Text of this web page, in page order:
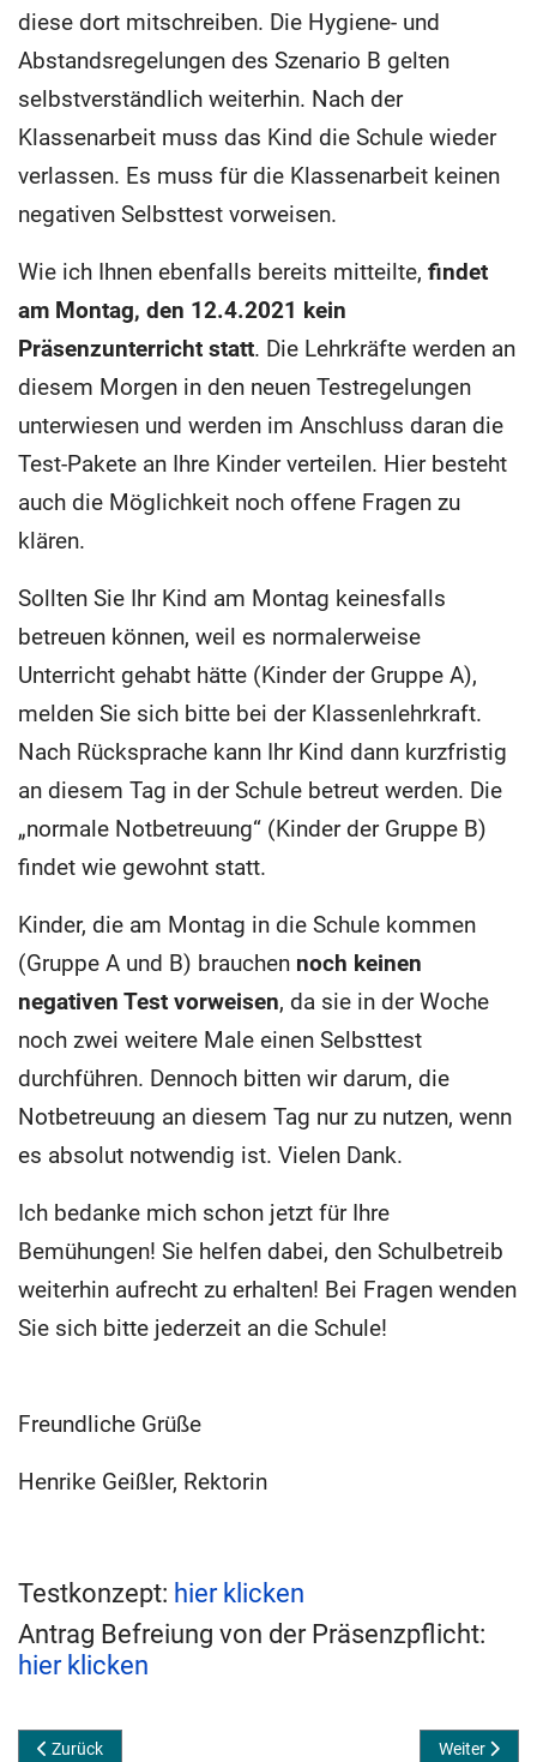
diese dort mitschreiben. Die Hygiene- und
Abstandsregelungen des Szenario B gelten
selbstverständlich weiterhin. Nach der
Klassenarbeit muss das Kind die Schule wieder
verlassen. Es muss für die Klassenarbeit keinen
negativen Selbsttest vorweisen.
Wie ich Ihnen ebenfalls bereits mitteilte, findet
am Montag, den 12.4.2021 kein
Präsenzunterricht statt. Die Lehrkräfte werden an
diesem Morgen in den neuen Testregelungen
unterwiesen und werden im Anschluss daran die
Test-Pakete an Ihre Kinder verteilen. Hier besteht
auch die Möglichkeit noch offene Fragen zu
klären.
Sollten Sie Ihr Kind am Montag keinesfalls
betreuen können, weil es normalerweise
Unterricht gehabt hätte (Kinder der Gruppe A),
melden Sie sich bitte bei der Klassenlehrkraft.
Nach Rücksprache kann Ihr Kind dann kurzfristig
an diesem Tag in der Schule betreut werden. Die
„normale Notbetreuung“ (Kinder der Gruppe B)
findet wie gewohnt statt.
Kinder, die am Montag in die Schule kommen
(Gruppe A und B) brauchen noch keinen
negativen Test vorweisen, da sie in der Woche
noch zwei weitere Male einen Selbsttest
durchführen. Dennoch bitten wir darum, die
Notbetreuung an diesem Tag nur zu nutzen, wenn
es absolut notwendig ist. Vielen Dank.
Ich bedanke mich schon jetzt für Ihre
Bemühungen! Sie helfen dabei, den Schulbetreib
weiterhin aufrecht zu erhalten! Bei Fragen wenden
Sie sich bitte jederzeit an die Schule!
Freundliche Grüße
Henrike Geißler, Rektorin
Testkonzept: hier klicken
Antrag Befreiung von der Präsenzpflicht:
hier klicken
Vorheriger Beitrag: Rückkehr ins Szenario A ab Montag
Zurück Nächster
Weiter